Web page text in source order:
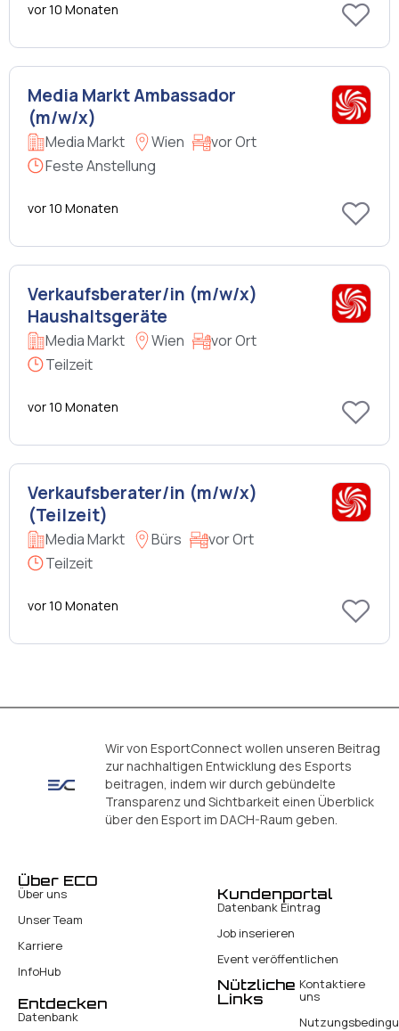
vor 10 Monaten
Media Markt Ambassador
(m/w/x)
Media Markt Wien
vor Ort
Feste Anstellung
vor 10 Monaten
Verkaufsberater/in (m/w/x)
Haushaltsgeräte
Media Markt Wien
vor Ort
Teilzeit
vor 10 Monaten
Verkaufsberater/in (m/w/x)
(Teilzeit)
Media Markt Bürs
vor Ort
Teilzeit
vor 10 Monaten
Wir von EsportConnect wollen unseren Beitrag
zur nachhaltigen Entwicklung des Esports
beitragen, indem wir durch gebündelte
Transparenz und Sichtbarkeit einen Überblick
über den Esport im DACH-Raum geben.
Über ECO
Über uns
Unser Team
Karriere
InfoHub
Kundenportal
Datenbank Eintrag
Job inserieren
Event veröffentlichen
Entdecken
Datenbank
Nützliche
Links
Kontaktiere
uns